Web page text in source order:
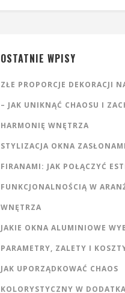
OSTATNIE WPISY
ZŁE PROPORCJE DEKORACJI
– JAK UNIKNĄĆ CHAOSU I
HARMONIĘ WNĘTRZA
STYLIZACJA OKNA
FIRANAMI: JAK POŁĄCZYĆ
FUNKCJONALNOŚCIĄ W
WNĘTRZA
JAKIE OKNA ALUMINIOWE
PARAMETRY, ZALETY I
JAK UPORZĄDKOWAĆ CHAOS
KOLORYSTYCZNY W